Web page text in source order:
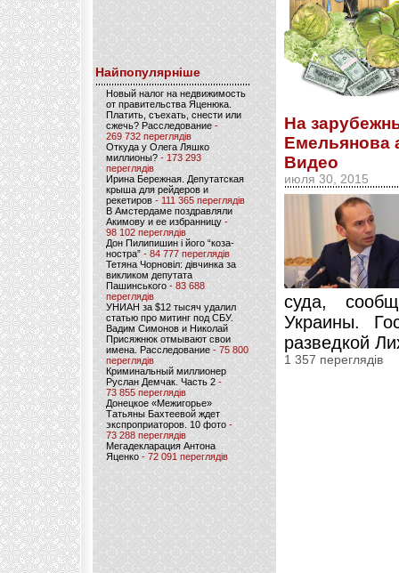
Найпопулярніше
Новый налог на недвижимость
от правительства Яценюка.
Платить, съехать, снести или
сжечь? Расследование-
269 732 переглядів
Откуда у Олега Ляшко
миллионы? - 173 293
переглядів
Ирина Бережная. Депутатская
крыша для рейдеров и
рекетиров - 111 365 переглядів
В Амстердаме поздравляли
Акимову и ее избранницу -
98 102 переглядів
Дон Пилипишин і його “коза-
ностра” - 84 777 переглядів
Тетяна Чорновіл: дівчинка за
викликом депутата
Пашинського- 83 688
переглядів
УНИАН за $12 тысяч удалил
статью про митинг под СБУ.
Вадим Симонов и Николай
Присяжнюк отмывают свои
имена. Расследование - 75 800
переглядів
Криминальный миллионер
Руслан Демчак. Часть 2-
73 855 переглядів
Донецкое «Межигорье»
Татьяны Бахтеевой ждет
экспроприаторов. 10 фото -
73 288 переглядів
Мегадекларация Антона
Яценко - 72 091 переглядів
На
Емельянова
Видео
июля 30, 2015
суда,
Украины.
разведкой
1 357 переглядів